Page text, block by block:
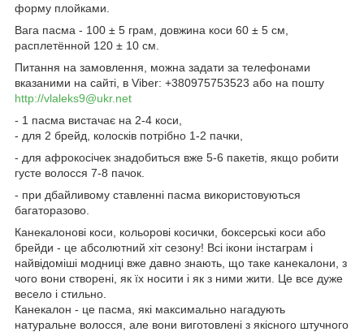
форму плойками.
Вага пасма - 100 ± 5 грам, довжина коси 60 ± 5 см,
расплетённой 120 ± 10 см.
Питання на замовлення, можна задати за телефонами
вказаними на сайті, в Viber: +380975753523 або на пошту
http://vlaleks9@ukr.net
- 1 пасма вистачає на 2-4 коси,
- для 2 брейд, колосків потрібно 1-2 пачки,
- для афрокосічек знадобиться вже 5-6 пакетів, якщо робити
густе волосся 7-8 пачок.
- при дбайливому ставленні пасма використовуються
багаторазово.
Канекалонові коси, кольорові косички, боксерські коси або
брейди - це абсолютний хіт сезону! Всі ікони інстаграм і
найвідоміші модниці вже давно знають, що таке канекалони, з
чого вони створені, як їх носити і як з ними жити. Це все дуже
весело і стильно.
Канекалон - це пасма, які максимально нагадують
натуральне волосся, але вони виготовлені з якісного штучного